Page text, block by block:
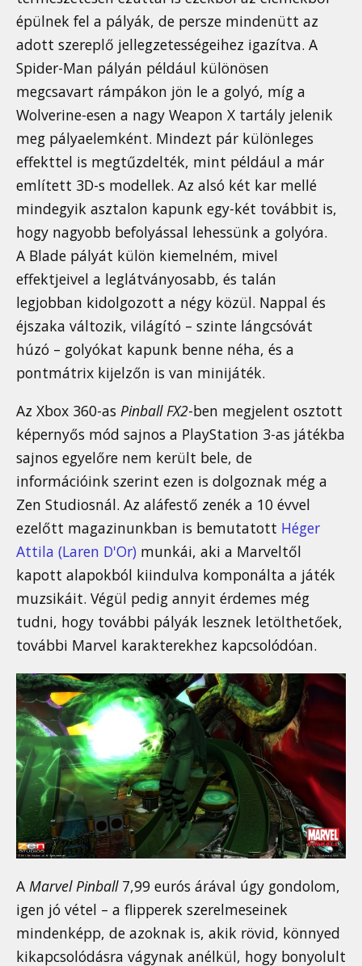
épülnek fel a pályák, de persze mindenütt az
adott szereplő jellegzetességeihez igazítva. A
Spider-Man pályán például különösen
megcsavart rámpákon jön le a golyó, míg a
Wolverine-esen a nagy Weapon X tartály jelenik
meg pályaelemként. Mindezt pár különleges
effekttel is megtűzdelték, mint például a már
említett 3D-s modellek. Az alsó két kar mellé
mindegyik asztalon kapunk egy-két továbbit is,
hogy nagyobb befolyással lehessünk a golyóra.
A Blade pályát külön kiemelném, mivel
effektjeivel a leglátványosabb, és talán
legjobban kidolgozott a négy közül. Nappal és
éjszaka változik, világító – szinte lángcsóvát
húzó – golyókat kapunk benne néha, és a
pontmátrix kijelzőn is van minijáték.
Az Xbox 360-as Pinball FX2-ben megjelent osztott
képernyős mód sajnos a PlayStation 3-as játékba
sajnos egyelőre nem került bele, de
információink szerint ezen is dolgoznak még a
Zen Studiosnál. Az aláfestő zenék a 10 évvel
ezelőtt magazinunkban is bemutatott Héger
Attila (Laren D'Or) munkái, aki a Marveltől
kapott alapokból kiindulva komponálta a játék
muzsikáit. Végül pedig annyit érdemes még
tudni, hogy további pályák lesznek letölthetőek,
további Marvel karakterekhez kapcsolódóan.
A Marvel Pinball7,99 eurós árával úgy gondolom,
igen jó vétel – a flipperek szerelmeseinek
mindenképp, de azoknak is, akik rövid, könnyed
kikapcsolódásra vágynak anélkül, hogy bonyolult